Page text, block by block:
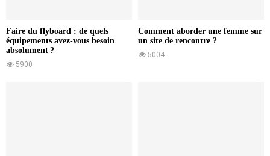
Faire du flyboard : de quels
équipements avez-vous besoin
absolument ?
5900
Comment aborder une femme sur
un site de rencontre ?
5004